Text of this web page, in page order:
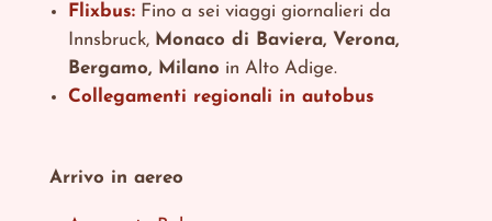
Flixbus:Fino a sei viaggi giornalieri da
Innsbruck, Monaco di Baviera, Verona,
Bergamo, Milano in Alto Adige.
Collegamenti regionali in autobus
Arrivo in aereo